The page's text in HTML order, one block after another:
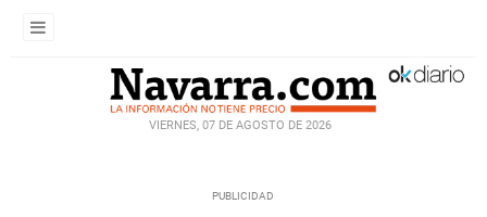
VIERNES, 07 DE AGOSTO DE 2026